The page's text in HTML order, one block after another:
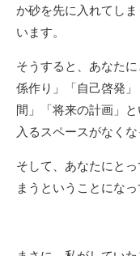
か砂を先に入れてし
います。
そうすると、あなた
係作り」「自己啓発
間」「将来の計画」
入るスペースがなくな
そして、あなたにと
まうということにな